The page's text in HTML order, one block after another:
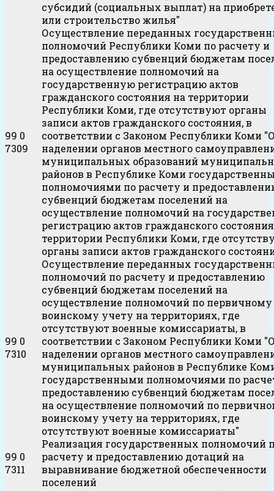
субсидий (социальных выплат) на
или строительство жилья"
99 0
7309
Осуществление переданных
полномочий Республики Коми по расчету и
предоставлению субвенций бюджетам
на осуществление полномочий на
государственную регистрацию актов
гражданского состояния на территории
Республики Коми, где отсутствуют органы
записи актов гражданского состояния, в
соответствии с Законом Республики Коми
наделении органов местного
муниципальных образований
районов в Республике Коми
полномочиями по расчету и
субвенций бюджетам поселений на
осуществление полномочий на
регистрацию актов гражданского
территории Республики Коми, где
органы записи актов гражданского
99 0
7310
Осуществление переданных
полномочий по расчету и предоставлению
субвенций бюджетам поселений на
осуществление полномочий по первичному
воинскому учету на территориях, где
отсутствуют военные комиссариаты, в
соответствии с Законом Республики Коми
наделении органов местного
муниципальных районов в Республике
государственными полномочиями по
предоставлению субвенций бюджетам
на осуществление полномочий по
воинскому учету на территориях, где
отсутствуют военные комиссариаты"
99 0
7311
Реализация государственных полномочий
расчету и предоставлению дотаций на
выравнивание бюджетной обеспеченности
поселений